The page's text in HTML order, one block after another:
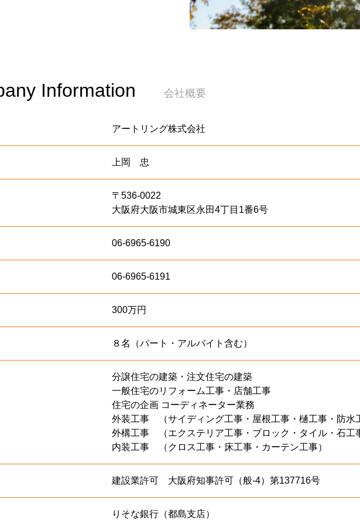
Information 会社概要
アートリング株式会社
上岡 忠
〒536-0022
大阪府大阪市城東区永田4丁目1番6号
06-6965-6190
06-6965-6191
300万円
８名（パート・アルバイト含む）
分譲住宅の建築・注文住宅の建築
一般住宅のリフォーム工事・店舗工事
住宅の企画 コーディネーター業務
外装工事 （サイディング工事・屋根工事・樋工事・防水
外構工事 （エクステリア工事・ブロック・タイル・石工
内装工事 （クロス工事・床工事・カーテン工事）
建設業許可 大阪府知事許可（般-4）第137716号
りそな銀行（都島支店）